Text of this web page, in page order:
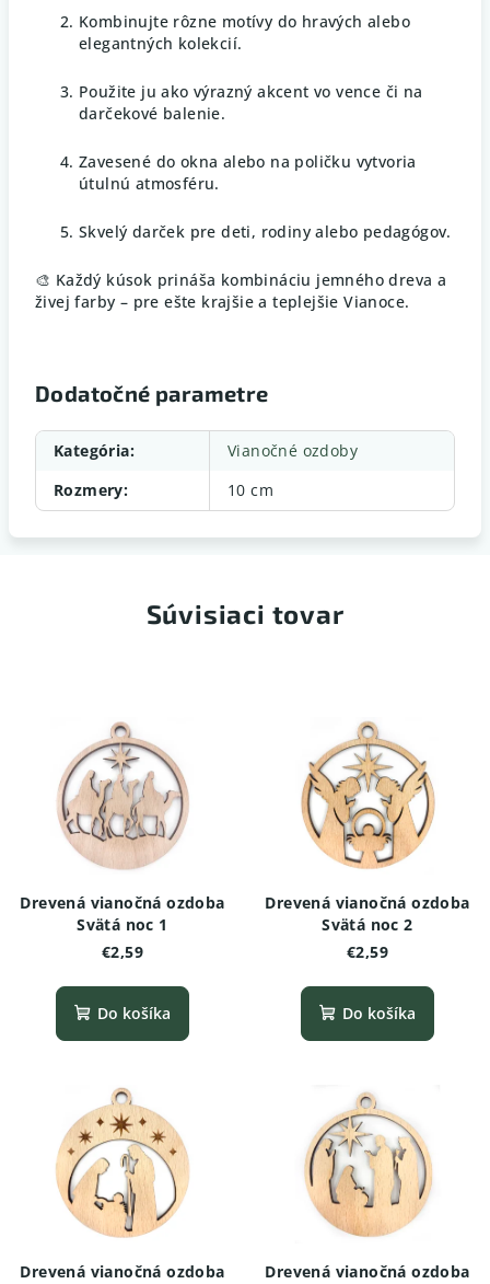
Kombinujte rôzne motívy do hravých alebo
elegantných kolekcií.
Použite ju ako výrazný akcent vo vence či na
darčekové balenie.
Zavesené do okna alebo na poličku vytvoria
útulnú atmosféru.
Skvelý darček pre deti, rodiny alebo pedagógov.
🎨 Každý kúsok prináša kombináciu jemného dreva a
živej farby – pre ešte krajšie a teplejšie Vianoce.
Dodatočné parametre
Kategória:
Vianočné ozdoby
Rozmery: 10 cm
Súvisiaci tovar
Drevená vianočná ozdoba
Svätá noc 1
€2,59
Do košíka
Drevená vianočná ozdoba
Svätá noc 2
€2,59
Do košíka
Drevená vianočná ozdoba
Drevená vianočná ozdoba